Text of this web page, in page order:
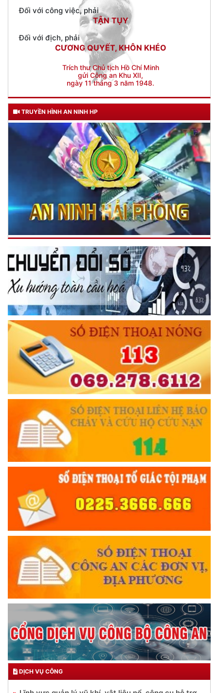
CƯƠNG QUYẾT, KHÔN KHÉO
Trích thư Chủ tịch Hồ Chí Minh
gửi Công an Khu XII,
ngày 11 tháng 3 năm 1948.
TRUYỀN HÌNH AN NINH HP
DỊCH VỤ CÔNG